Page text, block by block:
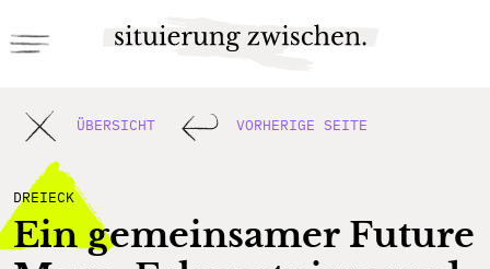
ÜBERSICHT VORHERIGE SEITE
DREIECK
Ein gemeinsamer Future